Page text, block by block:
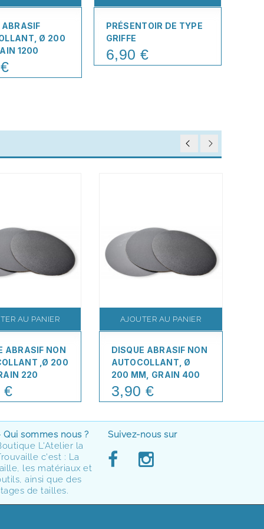
ABRASIF
Ø 200
1200
PRÉSENTOIR DE TYPE
GRIFFE
Price
6,90 €
AU PANIER
ABRASIF NON
,Ø 200
220
€
AJOUTER AU PANIER
DISQUE ABRASIF NON
AUTOCOLLANT, Ø
200 MM, GRAIN 400
Price
3,90 €
Qui sommes nous ?
L'Atelier la
c'est : La
les matériaux et
ainsi que des
de tailles.
Suivez-nous sur